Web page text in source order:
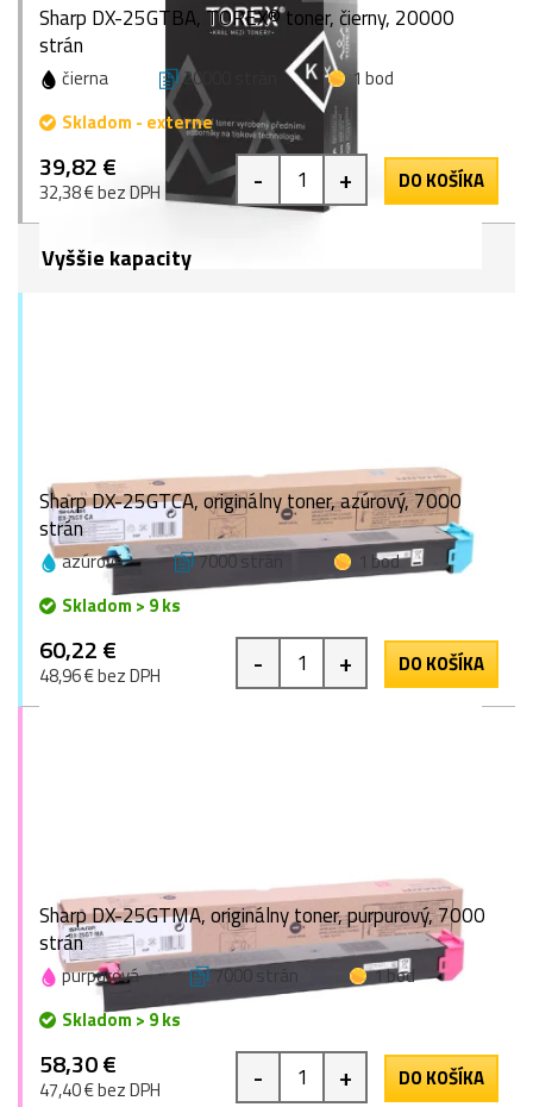
Sharp DX-25GTBA, TOREX® toner, čierny, 20000
strán
čierna 20000 strán
1 bod
Skladom - externe
39,82 €
32,38 € bez DPH - + DO KOŠÍKA
Vyššie kapacity
Sharp DX-25GTCA, originálny toner, azúrový, 7000
strán
azúrová 7000 strán
1 bod
Skladom > 9 ks
60,22 €
48,96 € bez DPH - + DO KOŠÍKA
Sharp DX-25GTMA, originálny toner, purpurový, 7000
strán
purpurová 7000 strán
1 bod
Skladom > 9 ks
58,30 €
47,40 € bez DPH - + DO KOŠÍKA